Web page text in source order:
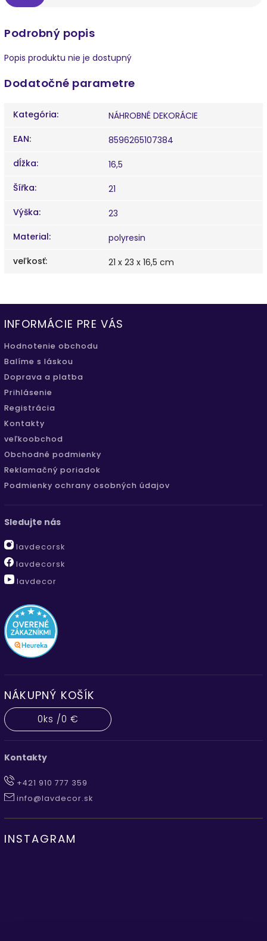
Podrobný popis
Popis produktu nie je dostupný
Dodatočné parametre
Kategória:
NÁHROBNÉ DEKORÁCIE
EAN:
8596265107384
dĺžka:
16,5
Šířka:
21
Výška:
23
Material:
polyresin
veľkosť: 21 x 23 x 16,5 cm
INFORMÁCIE PRE VÁS
Hodnotenie obchodu
Balíme s láskou
Doprava a platba
Prihlásenie
Registrácia
Kontakty
veľkoobchod
Obchodné podmienky
Reklamačný poriadok
Podmienky ochrany osobných údajov
Sledujte nás
lavdecorsk
lavdecorsk
lavdecor
NÁKUPNÝ KOŠÍK
0ks /0 €
Kontakty
+421 910 777 359
info@lavdecor.sk
INSTAGRAM